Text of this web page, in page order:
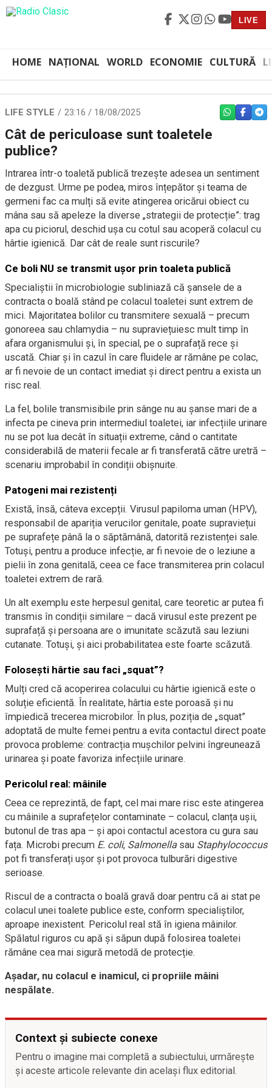
LIVE
HOME NAȚIONAL WORLD ECONOMIE CULTURĂ
LIFE STYLE 23:16 / 18/08/2025 WHATSAPP
Cât de periculoase sunt toaletele
publice?
Intrarea într-o toaletă publică trezește adesea un sentiment
de dezgust. Urme pe podea, miros înțepător și teama de
germeni fac ca mulți să evite atingerea oricărui obiect cu
mâna sau să apeleze la diverse „strategii de protecție”: trag
apa cu piciorul, deschid ușa cu cotul sau acoperă colacul cu
hârtie igienică. Dar cât de reale sunt riscurile?
Ce boli NU se transmit ușor prin toaleta publică
Specialiștii în microbiologie subliniază că șansele de a
contracta o boală stând pe colacul toaletei sunt extrem de
mici. Majoritatea bolilor cu transmitere sexuală – precum
gonoreea sau chlamydia – nu supraviețuiesc mult timp în
afara organismului și, în special, pe o suprafață rece și
uscată. Chiar și în cazul în care fluidele ar rămâne pe colac,
ar fi nevoie de un contact imediat și direct pentru a exista un
risc real.
La fel, bolile transmisibile prin sânge nu au șanse mari de a
infecta pe cineva prin intermediul toaletei, iar infecțiile urinare
nu se pot lua decât în situații extreme, când o cantitate
considerabilă de materii fecale ar fi transferată către uretră –
scenariu improbabil în condiții obișnuite.
Patogeni mai rezistenți
Există, însă, câteva excepții. Virusul papiloma uman (HPV),
responsabil de apariția verucilor genitale, poate supraviețui
pe suprafețe până la o săptămână, datorită rezistenței sale.
Totuși, pentru a produce infecție, ar fi nevoie de o leziune a
pielii în zona genitală, ceea ce face transmiterea prin colacul
toaletei extrem de rară.
Un alt exemplu este herpesul genital, care teoretic ar putea fi
transmis în condiții similare – dacă virusul este prezent pe
suprafață și persoana are o imunitate scăzută sau leziuni
cutanate. Totuși, și aici probabilitatea este foarte scăzută.
Folosești hârtie sau faci „squat”?
Mulți cred că acoperirea colacului cu hârtie igienică este o
soluție eficientă. În realitate, hârtia este poroasă și nu
împiedică trecerea microbilor. În plus, poziția de „squat”
adoptată de multe femei pentru a evita contactul direct poate
provoca probleme: contracția mușchilor pelvini îngreunează
urinarea și poate favoriza infecțiile urinare.
Pericolul real: mâinile
Ceea ce reprezintă, de fapt, cel mai mare risc este atingerea
cu mâinile a suprafețelor contaminate – colacul, clanța ușii,
butonul de tras apa – și apoi contactul acestora cu gura sau
fața. Microbi precum E. coli, Salmonellasau Staphylococcus
pot fi transferați ușor și pot provoca tulburări digestive
serioase.
Riscul de a contracta o boală gravă doar pentru că ai stat pe
colacul unei toalete publice este, conform specialiștilor,
aproape inexistent. Pericolul real stă în igiena mâinilor.
Spălatul riguros cu apă și săpun după folosirea toaletei
rămâne cea mai sigură metodă de protecție.
Așadar, nu colacul e inamicul, ci propriile mâini
nespălate.
Context și subiecte conexe
Pentru o imagine mai completă a subiectului, urmărește
și aceste articole relevante din același flux editorial.